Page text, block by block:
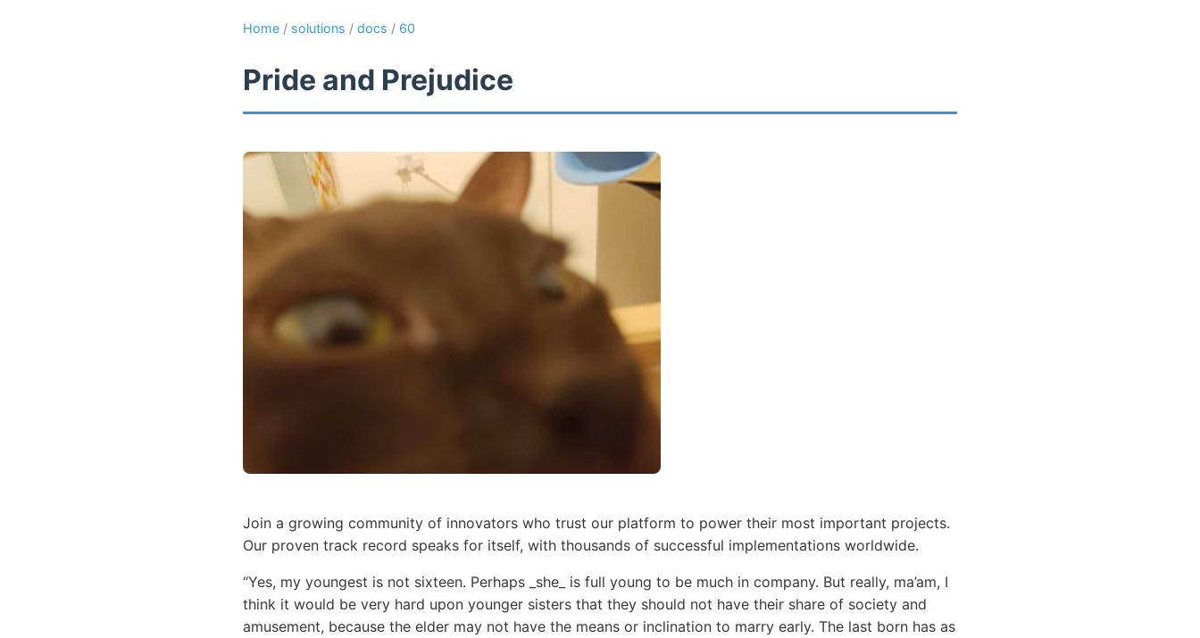
Home / solutions / docs / 60
Pride and Prejudice
Join a growing community of innovators who trust our platform to power their most important projects.
Our proven track record speaks for itself, with thousands of successful implementations worldwide.
“Yes, my youngest is not sixteen. Perhaps _she_ is full young to be much in company. But really, ma’am, I
think it would be very hard upon younger sisters that they should not have their share of society and
amusement, because the elder may not have the means or inclination to marry early. The last born has as